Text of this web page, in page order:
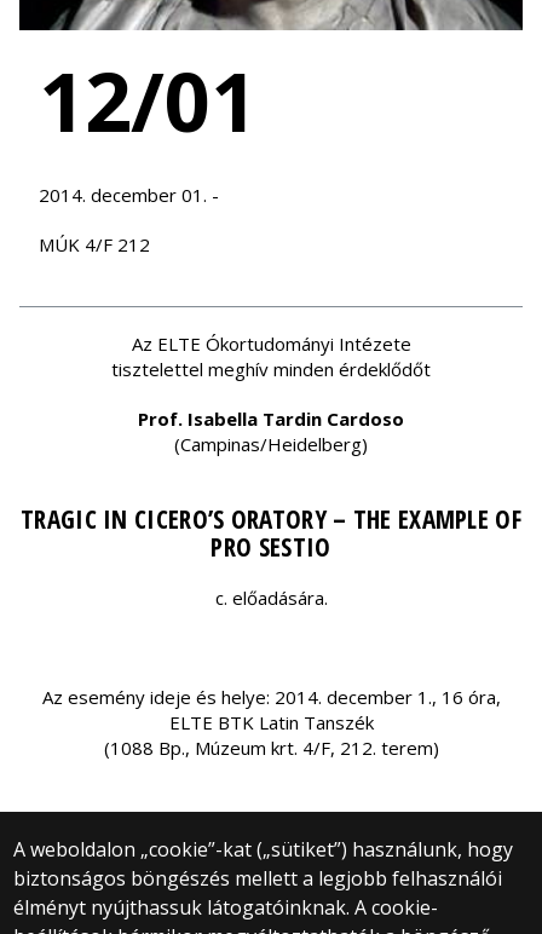
12/01
2014. december 01. -
MÚK 4/F 212
Az ELTE Ókortudományi Intézete
tisztelettel meghív minden érdeklődőt
Prof. Isabella Tardin Cardoso
(Campinas/Heidelberg)
TRAGIC IN CICERO’S ORATORY – THE EXAMPLE OF
PRO SESTIO
c. előadására.
Az esemény ideje és helye: 2014. december 1., 16 óra,
ELTE BTK Latin Tanszék
(1088 Bp., Múzeum krt. 4/F, 212. terem)
A weboldalon „cookie”-kat („sütiket”) használunk, hogy
biztonságos böngészés mellett a legjobb felhasználói
élményt nyújthassuk látogatóinknak. A cookie-
© 2025 Eötvös Loránd Tudományegyetem
Minden jog fenntartva.